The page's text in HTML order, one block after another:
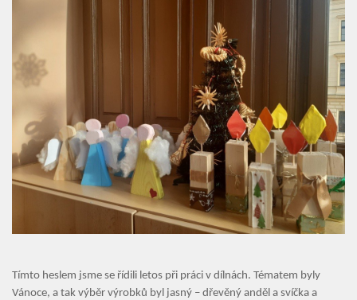
Tímto heslem jsme se řídili letos při práci v dílnách. Tématem byly
Vánoce, a tak výběr výrobků byl jasný – dřevěný anděl a svíčka a